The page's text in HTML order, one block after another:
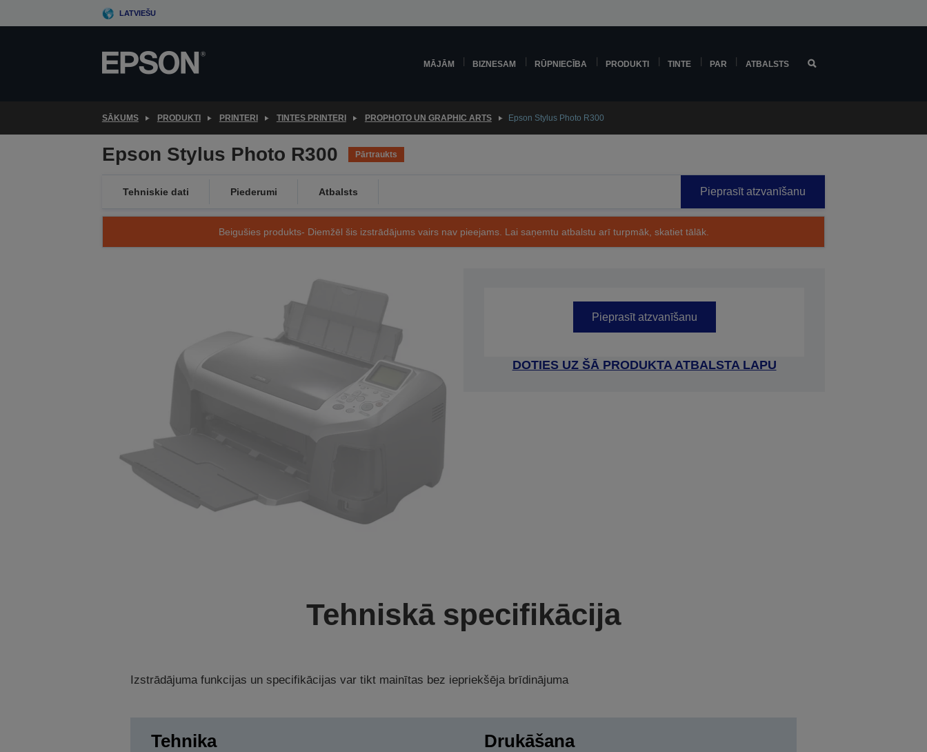
to
LATVIEŠU
MĀJĀM BIZNESAM RŪPNIECĪBA PRODUKTI TINTE PAR ATBALSTS
SĀKUMS PRODUKTI PRINTERI TINTES PRINTERI PROPHOTO UN GRAPHIC ARTS Epson Stylus Photo R300
Epson Stylus Photo R300 Pārtraukts
Tehniskie dati Piederumi Atbalsts Pieprasīt atzvanīšanu
Beigušies produkts- Diemžēl šis izstrādājums vairs nav pieejams. Lai saņemtu atbalstu arī turpmāk, skatiet tālāk.
Pieprasīt atzvanīšanu
DOTIES UZ ŠĀ PRODUKTA ATBALSTA LAPU
Tehniskā specifikācija
Izstrādājuma funkcijas un specifikācijas var tikt mainītas bez iepriekšēja brīdinājuma
Tehnika Drukāšana